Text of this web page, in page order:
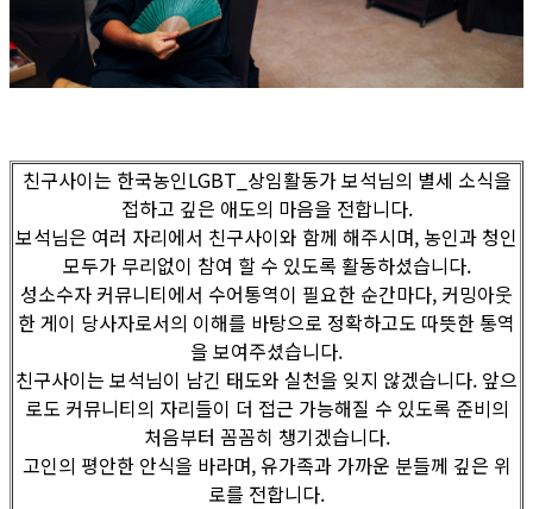
친구사이는 한국농인LGBT_상임활동가 보석님의 별세 소식을
접하고 깊은 애도의 마음을 전합니다.
보석님은 여러 자리에서 친구사이와 함께 해주시며, 농인과 청인
모두가 무리없이 참여 할 수 있도록 활동하셨습니다.
성소수자 커뮤니티에서 수어통역이 필요한 순간마다, 커밍아웃
한 게이 당사자로서의 이해를 바탕으로 정확하고도 따뜻한 통역
을 보여주셨습니다.
친구사이는 보석님이 남긴 태도와 실천을 잊지 않겠습니다. 앞으
로도 커뮤니티의 자리들이 더 접근 가능해질 수 있도록 준비의
처음부터 꼼꼼히 챙기겠습니다.
고인의 평안한 안식을 바라며, 유가족과 가까운 분들께 깊은 위
로를 전합니다.